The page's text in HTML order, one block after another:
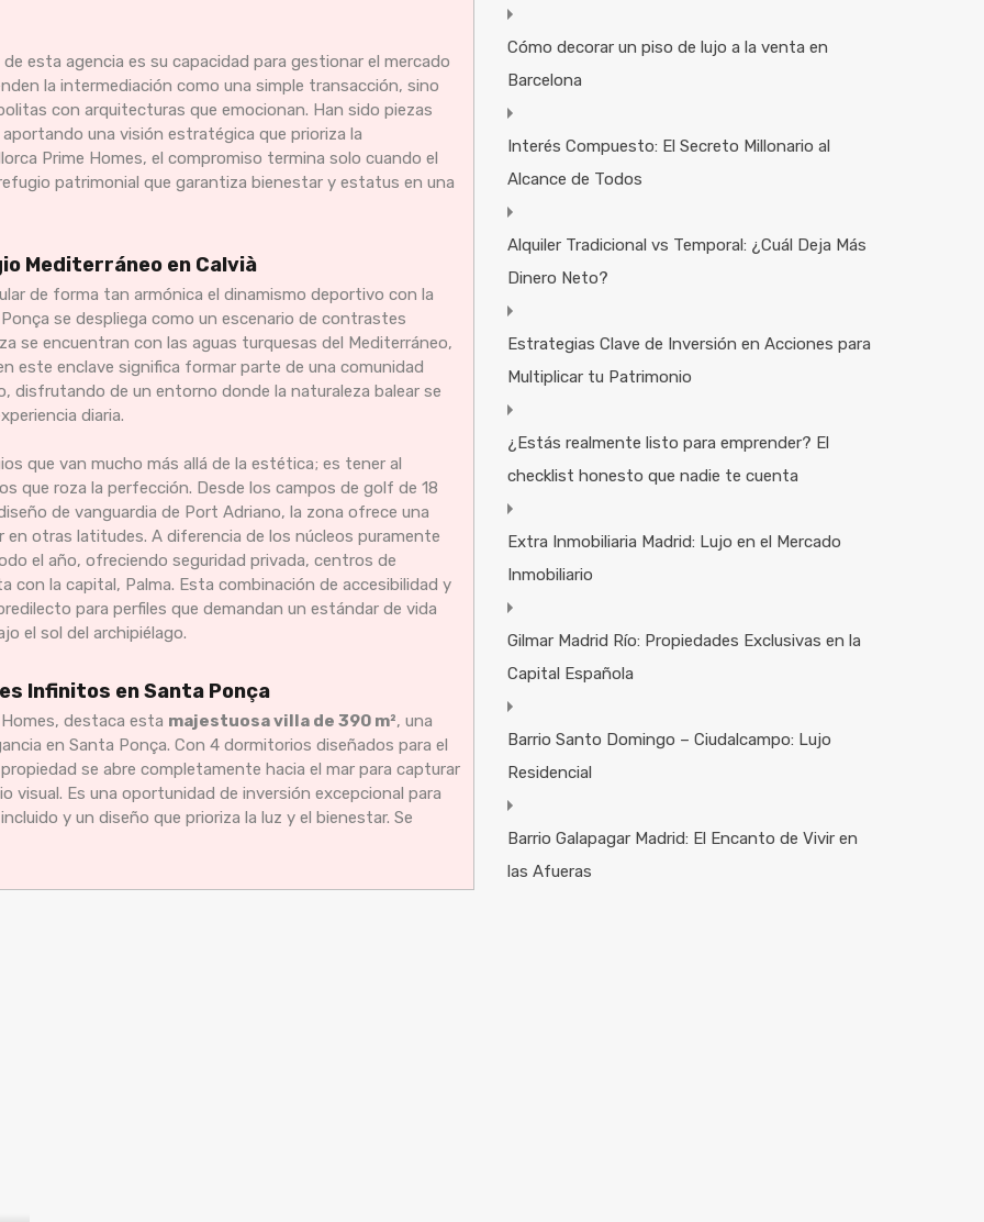
esta agencia es su capacidad para gestionar el mercado
la intermediación como una simple transacción, sino
con arquitecturas que emocionan. Han sido piezas
una visión estratégica que prioriza la
Prime Homes, el compromiso termina solo cuando el
patrimonial que garantiza bienestar y estatus en una
Mediterráneo en Calvià
de forma tan armónica el dinamismo deportivo con la
se despliega como un escenario de contrastes
se encuentran con las aguas turquesas del Mediterráneo,
este enclave significa formar parte de una comunidad
disfrutando de un entorno donde la naturaleza balear se
diaria.
que van mucho más allá de la estética; es tener al
que roza la perfección. Desde los campos de golf de 18
de vanguardia de Port Adriano, la zona ofrece una
en otras latitudes. A diferencia de los núcleos puramente
el año, ofreciendo seguridad privada, centros de
con la capital, Palma. Esta combinación de accesibilidad y
para perfiles que demandan un estándar de vida
el sol del archipiélago.
Infinitos en Santa Ponça
destaca esta majestuosa villa de 390 m², una
en Santa Ponça. Con 4 dormitorios diseñados para el
se abre completamente hacia el mar para capturar
visual. Es una oportunidad de inversión excepcional para
y un diseño que prioriza la luz y el bienestar. Se
Cómo decorar un piso de lujo a la venta en
Barcelona
Interés Compuesto: El Secreto Millonario al
Alcance de Todos
Alquiler Tradicional vs Temporal: ¿Cuál Deja Más
Dinero Neto?
Estrategias Clave de Inversión en Acciones para
Multiplicar tu Patrimonio
¿Estás realmente listo para emprender? El
checklist honesto que nadie te cuenta
Extra Inmobiliaria Madrid: Lujo en el Mercado
Inmobiliario
Gilmar Madrid Río: Propiedades Exclusivas en la
Capital Española
Barrio Santo Domingo – Ciudalcampo: Lujo
Residencial
Barrio Galapagar Madrid: El Encanto de Vivir en
las Afueras